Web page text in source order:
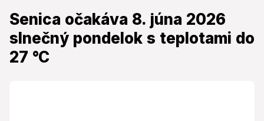
Senica očakáva 8. júna 2026
slnečný pondelok s teplotami do
27 °C
Senica očakáva 8. júna 2026
slnečný pondelok s teplotami do
27 °C